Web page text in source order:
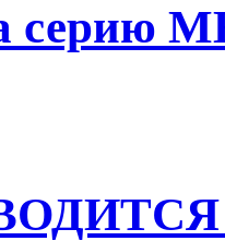
серию